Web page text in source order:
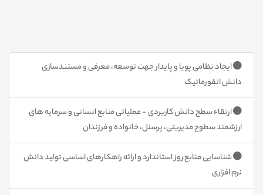
ایجاد نظامی پویا و پایدار جهت توسعه، معرفی و مستندسازی
دانش انفورماتیک
ارتقاء سطح دانش کاربردی - عملیاتی منابع انسانی و سرمایه های
ارزشمند سطوح مدیریتی، پرسنل، خانواده و فرزندان
شناسایی منابع روز استاندارد و ارائه راهکارهای اساسی تولید دانش
نرم افزاری